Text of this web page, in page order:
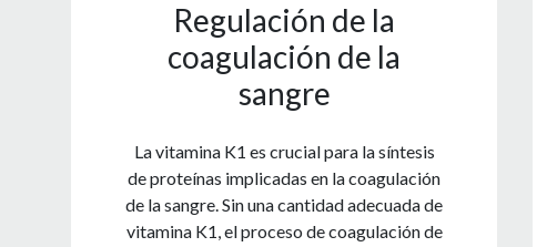
Regulación de la
coagulación de la
sangre
La vitamina K1 es crucial para la síntesis
de proteínas implicadas en la coagulación
de la sangre. Sin una cantidad adecuada de
vitamina K1, el proceso de coagulación de